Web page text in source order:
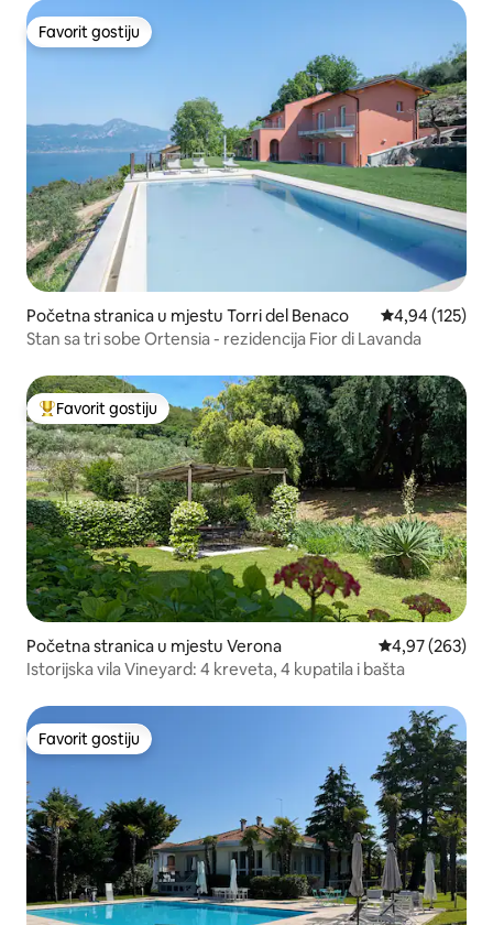
Favorit gostiju
Favorit gostiju
Početna stranica u mjestu Torri del Benaco prosječna
4,94 (125)
Stan sa tri sobe Ortensia - rezidencija Fior di Lavanda
Glavni favorit gostiju
Favorit gostiju
Početna stranica u mjestu Verona prosječna
4,97 (263)
Istorijska vila Vineyard: 4 kreveta, 4 kupatila i bašta
Favorit gostiju
Favorit gostiju